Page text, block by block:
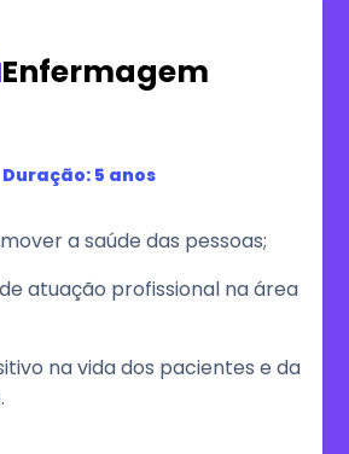
Enfermagem
Duração: 5 anos
a saúde das pessoas;
atuação profissional na área
na vida dos pacientes e da